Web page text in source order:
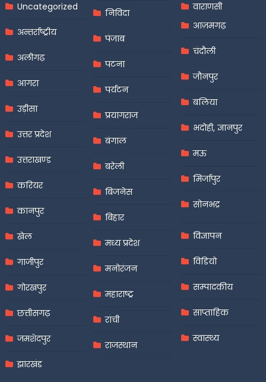
Uncategorized
अन्तर्राष्ट्रीय
अलीगढ़
आगरा
उड़ीसा
उत्तर प्रदेश
उत्तराखण्ड
करियर
कानपुर
खेल
गाजीपुर
गोरखपुर
छत्तीसगढ़
जमशेदपुर
झारखंड
निविदा
पंजाब
पटना
पर्यटन
प्रयागराज
बंगाल
बरेली
बिजनेस
बिहार
मध्य प्रदेश
मनोरंजन
महाराष्ट्र
रांची
राजस्थान
वाराणसी
आज़मगढ़
चंदौली
जौनपुर
बलिया
भदोही, ज्ञानपुर
मऊ
मिर्जापुर
सोनभद्र
विज्ञापन
विडियो
सम्पादकीय
साप्ताहिक
स्वास्थ्य